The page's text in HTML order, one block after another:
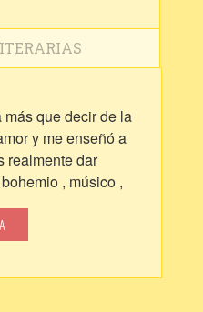
que decir de la
y me enseñó a
realmente dar
, músico ,
de sus amigos .
maravillosa ,
consejeros que